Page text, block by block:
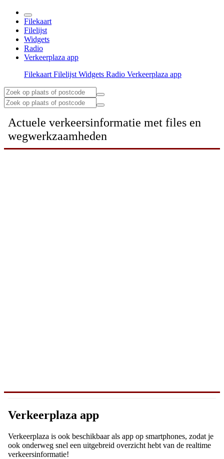
Filekaart
Filelijst
Widgets
Radio
Verkeerplaza app
Filekaart Filelijst Widgets Radio Verkeerplaza app
Actuele verkeersinformatie met files en
wegwerkzaamheden
Verkeerplaza app
Verkeerplaza is ook beschikbaar als app op smartphones, zodat je
ook onderweg snel een uitgebreid overzicht hebt van de realtime
verkeersinformatie!